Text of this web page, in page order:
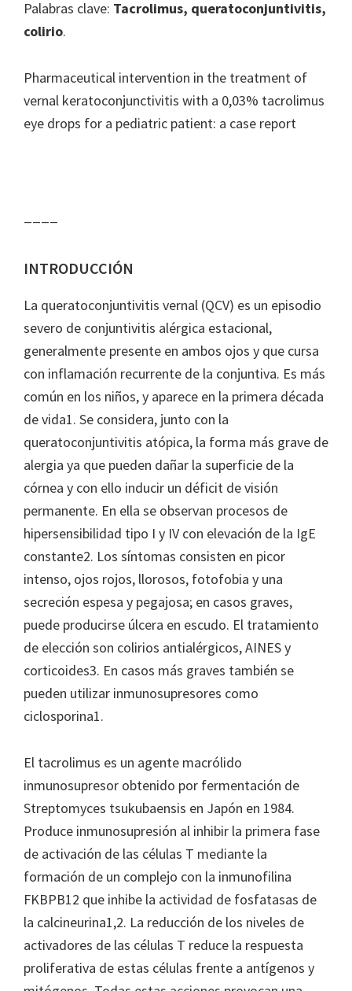
Palabras clave: Tacrolimus, queratoconjuntivitis,
colirio.
Pharmaceutical intervention in the treatment of
vernal keratoconjunctivitis with a 0,03% tacrolimus
eye drops for a pediatric patient: a case report
INTRODUCCIÓN
La queratoconjuntivitis vernal (QCV) es un episodio
severo de conjuntivitis alérgica estacional,
generalmente presente en ambos ojos y que cursa
con inflamación recurrente de la conjuntiva. Es más
común en los niños, y aparece en la primera década
de vida1. Se considera, junto con la
queratoconjuntivitis atópica, la forma más grave de
alergia ya que pueden dañar la superficie de la
córnea y con ello inducir un déficit de visión
permanente. En ella se observan procesos de
hipersensibilidad tipo I y IV con elevación de la IgE
constante2. Los síntomas consisten en picor
intenso, ojos rojos, llorosos, fotofobia y una
secreción espesa y pegajosa; en casos graves,
puede producirse úlcera en escudo. El tratamiento
de elección son colirios antialérgicos, AINES y
corticoides3. En casos más graves también se
pueden utilizar inmunosupresores como
ciclosporina1.
El tacrolimus es un agente macrólido
inmunosupresor obtenido por fermentación de
Streptomyces tsukubaensis en Japón en 1984.
Produce inmunosupresión al inhibir la primera fase
de activación de las células T mediante la
formación de un complejo con la inmunofilina
FKBPB12 que inhibe la actividad de fosfatasas de
la calcineurina1,2. La reducción de los niveles de
activadores de las células T reduce la respuesta
proliferativa de estas células frente a antígenos y